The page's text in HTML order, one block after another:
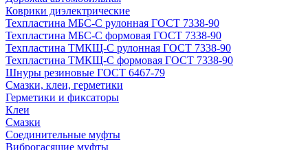
Коврики диэлектрические
Техпластина МБС-С рулонная ГОСТ 7338-90
Техпластина МБС-С формовая ГОСТ 7338-90
Техпластина ТМКЩ-С рулонная ГОСТ 7338-90
Техпластина ТМКЩ-С формовая ГОСТ 7338-90
Шнуры резиновые ГОСТ 6467-79
Смазки, клеи, герметики
Герметики и фиксаторы
Клеи
Смазки
Соединительные муфты
Виброгасящие муфты